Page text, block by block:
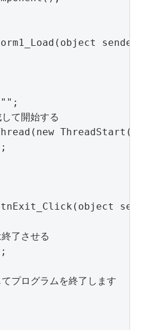
て開始する
了させる
プログラムを終了します